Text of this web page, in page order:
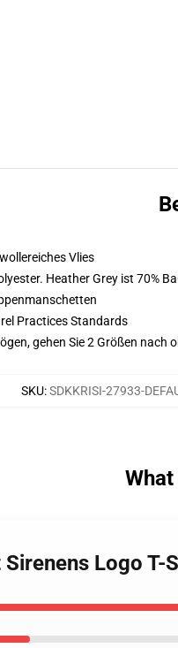
Vlies
Heather Grey ist 70%
Practices Standards
gehen Sie 2 Größen nach
SKU:SDKKRISI-27933-
Logo T-